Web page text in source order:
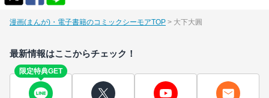
漫画(まんが)・電子書籍のコミックシーモアTOP 大下大圓
最新情報はここからチェック！
限定特典GET